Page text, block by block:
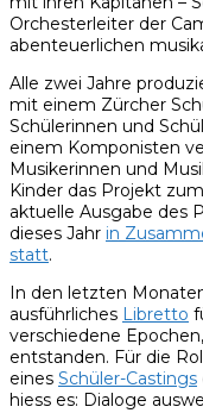
Orchesterleiter der
abenteuerlichen
Alle zwei Jahre
mit einem Zürcher
Schülerinnen und
einem Komponisten
Musikerinnen und
Kinder das Projekt
aktuelle Ausgabe des
dieses Jahr in
statt.
In den letzten
ausführliches Libretto
verschiedene
entstanden. Für die
eines Schüler-Castings
hiess es: Dialoge